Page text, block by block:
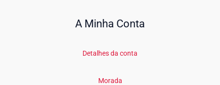
A Minha Conta
Detalhes da conta
Morada